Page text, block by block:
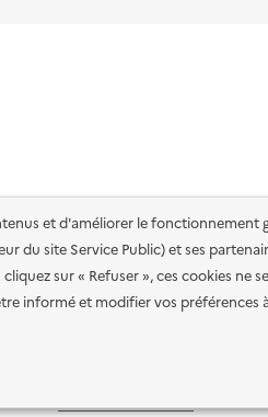
et d'améliorer le fonctionnement
du site Service Public) et ses
sur « Refuser », ces cookies ne
informé et modifier vos préférences